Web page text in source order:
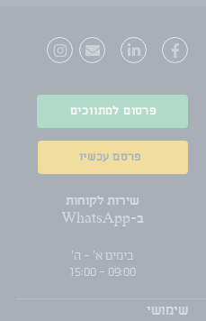
פרסום למתווכים
פרסם עכשיו
שירות לקוחות
ב-WhatsApp
בימים א' - ה'
09:00 - 15:00
שימושי